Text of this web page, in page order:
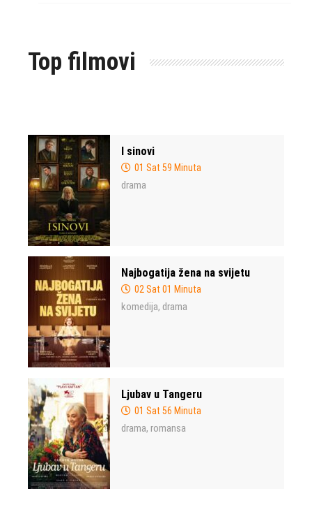
Top filmovi
I sinovi
01 Sat 59 Minuta
drama
Najbogatija žena na svijetu
02 Sat 01 Minuta
komedija, drama
Ljubav u Tangeru
01 Sat 56 Minuta
drama, romansa